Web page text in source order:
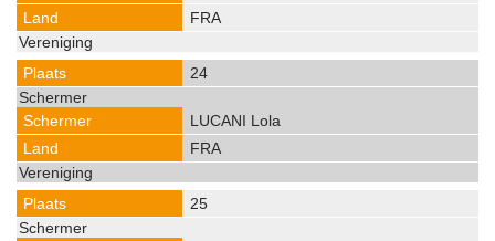
FRA
24
LUCANI Lola
FRA
25